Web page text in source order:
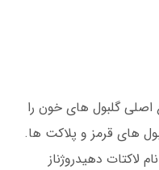
گلبول های خون را
های قرمز و پلاکت ها.
لاکتات دهیدروژناز